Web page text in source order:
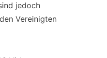
jedoch
Vereinigten